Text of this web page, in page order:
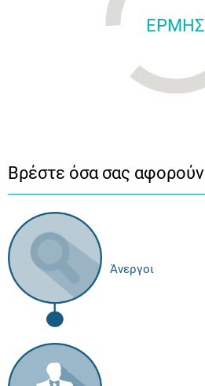
ΕΡΜΗΣ
Βρέστε όσα σας αφορούν
Άνεργοι